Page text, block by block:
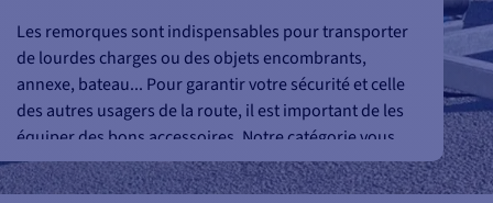
Les remorques sont indispensables pour transporter
de lourdes charges ou des objets encombrants,
annexe, bateau... Pour garantir votre sécurité et celle
des autres usagers de la route, il est important de les
équiper des bons accessoires. Notre catégorie vous
offre un large choix d'accessoires pour remorques.
Que vous cherchez des pièces de rechange,